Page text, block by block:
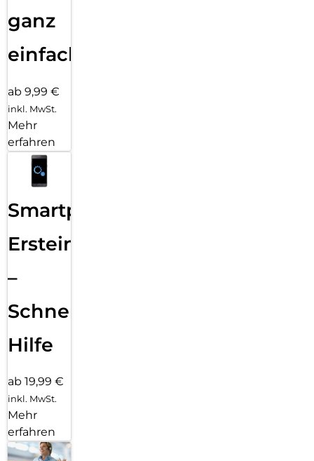
ganz
einfach
ab 9,99 €
inkl. MwSt.
Mehr
erfahren
Smartphone
Ersteinrichtung
–
Schnelle
Hilfe
ab 19,99 €
inkl. MwSt.
Mehr
erfahren